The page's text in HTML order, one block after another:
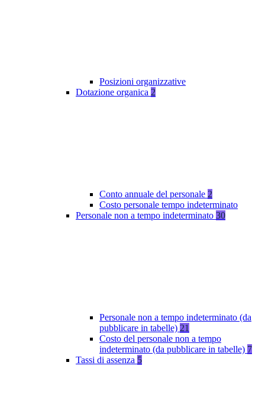
Posizioni organizzative
Dotazione organica 2
Conto annuale del personale 2
Costo personale tempo indeterminato
Personale non a tempo indeterminato 30
Personale non a tempo indeterminato (da
pubblicare in tabelle) 21
Costo del personale non a tempo
indeterminato (da pubblicare in tabelle) 7
Tassi di assenza 5